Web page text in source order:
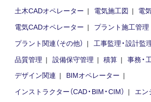
土木CADオペレーター
電気施工図
電
電気CADオペレーター
プラント施工管理
プラント関連（その他）
工事監理・設計監
品質管理
設備保守管理 積算 事務・
デザイン関連
BIMオペレーター
インストラクター（CAD・BIM・CIM）
エン